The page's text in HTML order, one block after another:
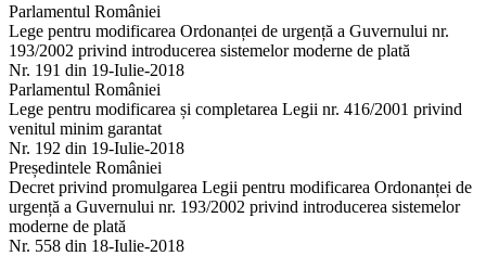
Parlamentul României
Lege pentru modificarea Ordonanței de urgență a Guvernului nr.
193/2002 privind introducerea sistemelor moderne de plată
Nr. 191 din 19-Iulie-2018
Parlamentul României
Lege pentru modificarea și completarea Legii nr. 416/2001 privind
venitul minim garantat
Nr. 192 din 19-Iulie-2018
Președintele României
Decret privind promulgarea Legii pentru modificarea Ordonanței de
urgență a Guvernului nr. 193/2002 privind introducerea sistemelor
moderne de plată
Nr. 558 din 18-Iulie-2018